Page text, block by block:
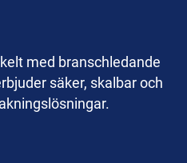
med branschledande
säker, skalbar och